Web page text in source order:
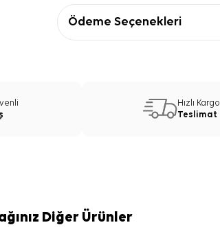
Ödeme Seçenekleri
Hızlı Kargo
Teslimat
Diğer Ürünler